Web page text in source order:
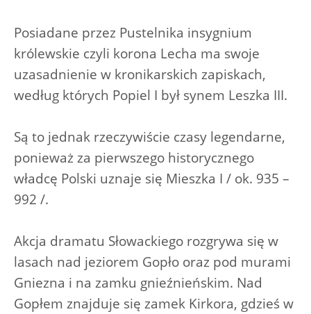
Posiadane przez Pustelnika insygnium
królewskie czyli korona Lecha ma swoje
uzasadnienie w kronikarskich zapiskach,
według których Popiel I był synem Leszka III.
Są to jednak rzeczywiście czasy legendarne,
ponieważ za pierwszego historycznego
władcę Polski uznaje się Mieszka I / ok. 935 –
992 /.
Akcja dramatu Słowackiego rozgrywa się w
lasach nad jeziorem Gopło oraz pod murami
Gniezna i na zamku gnieźnieńskim. Nad
Gopłem znajduje się zamek Kirkora, gdzieś w